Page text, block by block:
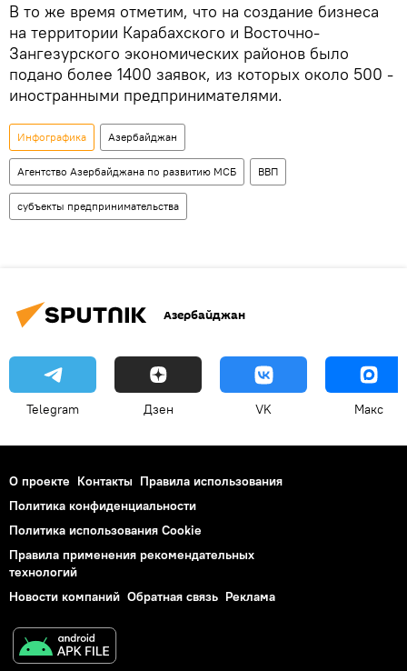
В то же время отметим, что на создание бизнеса
на территории Карабахского и Восточно-
Зангезурского экономических районов было
подано более 1400 заявок, из которых около 500 -
иностранными предпринимателями.
Инфографика Азербайджан
Агентство Азербайджана по развитию МСБ ВВП
субъекты предпринимательства
Азербайджан
Telegram Дзен VK Макс
О проекте Контакты Правила использования
Политика конфиденциальности
Политика использования Cookie
Правила применения рекомендательных
технологий
Новости компаний Обратная связь Реклама